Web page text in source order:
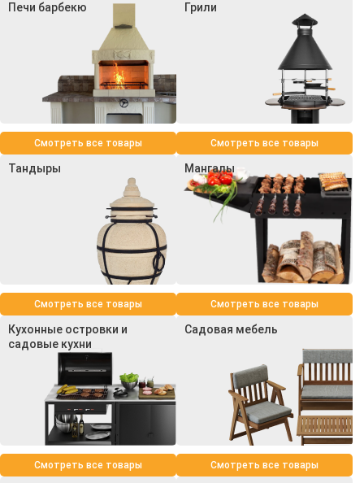
Печи барбекю
Смотреть все товары
Грили
Смотреть все товары
Тандыры
Смотреть все товары
Мангалы
Смотреть все товары
Кухонные островки и
садовые кухни
Смотреть все товары
Садовая мебель
Смотреть все товары